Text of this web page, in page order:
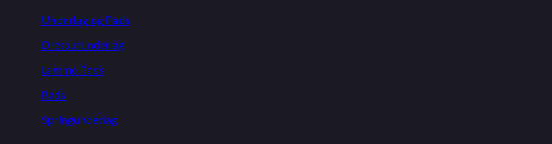
Underlag og Pads
Dressurunderlag
Lamme Pads
Pads
Springunderlag